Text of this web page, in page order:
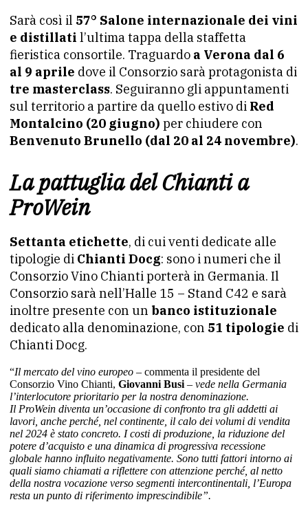
Sarà così il 57° Salone internazionale dei vini
e distillati l’ultima tappa della staffetta
fieristica consortile. Traguardo a Verona dal 6
al 9 aprile dove il Consorzio sarà protagonista di
tre masterclass. Seguiranno gli appuntamenti
sul territorio a partire da quello estivo di Red
Montalcino (20 giugno) per chiudere con
Benvenuto Brunello (dal 20 al 24 novembre).
La pattuglia del Chianti a
ProWein
Settanta etichette, di cui venti dedicate alle
tipologie di Chianti Docg: sono i numeri che il
Consorzio Vino Chianti porterà in Germania. Il
Consorzio sarà nell’Halle 15 – Stand C42 e sarà
inoltre presente con un banco istituzionale
dedicato alla denominazione, con 51 tipologie di
Chianti Docg.
“Il mercato del vino europeo – commenta il presidente del
Consorzio Vino Chianti, Giovanni Busi – vede nella Germania
l’interlocutore prioritario per la nostra denominazione.
Il ProWein diventa un’occasione di confronto tra gli addetti ai
lavori, anche perché, nel continente, il calo dei volumi di vendita
nel 2024 è stato concreto. I costi di produzione, la riduzione del
potere d’acquisto e una dinamica di progressiva recessione
globale hanno influito negativamente. Sono tutti fattori intorno ai
quali siamo chiamati a riflettere con attenzione perché, al netto
della nostra vocazione verso segmenti intercontinentali, l’Europa
resta un punto di riferimento imprescindibile”.